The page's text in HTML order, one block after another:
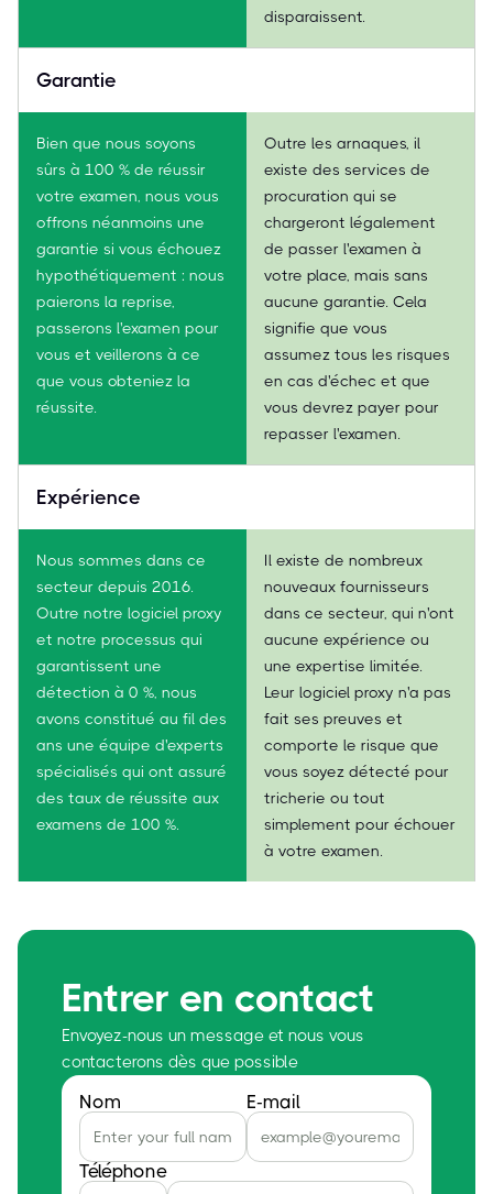
disparaissent.
Garantie
Bien que nous soyons
sûrs à 100 % de réussir
votre examen, nous vous
offrons néanmoins une
garantie si vous échouez
hypothétiquement : nous
paierons la reprise,
passerons l'examen pour
vous et veillerons à ce
que vous obteniez la
réussite.
Outre les arnaques, il
existe des services de
procuration qui se
chargeront légalement
de passer l'examen à
votre place, mais sans
aucune garantie. Cela
signifie que vous
assumez tous les risques
en cas d'échec et que
vous devrez payer pour
repasser l'examen.
Expérience
Nous sommes dans ce
secteur depuis 2016.
Outre notre logiciel proxy
et notre processus qui
garantissent une
détection à 0 %, nous
avons constitué au fil des
ans une équipe d'experts
spécialisés qui ont assuré
des taux de réussite aux
examens de 100 %.
Il existe de nombreux
nouveaux fournisseurs
dans ce secteur, qui n'ont
aucune expérience ou
une expertise limitée.
Leur logiciel proxy n'a pas
fait ses preuves et
comporte le risque que
vous soyez détecté pour
tricherie ou tout
simplement pour échouer
à votre examen.
Entrer en contact
Envoyez-nous un message et nous vous
contacterons dès que possible
Nom E-mail
Téléphone